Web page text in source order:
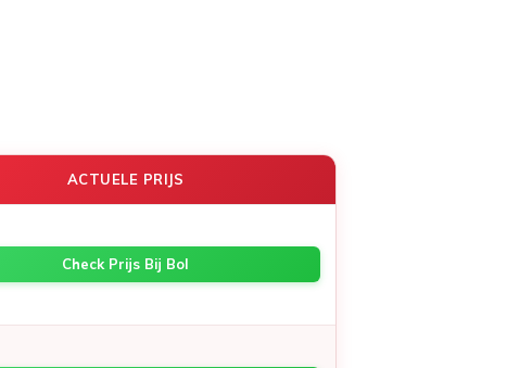
ACTUELE PRIJS
Check Prijs Bij Bol